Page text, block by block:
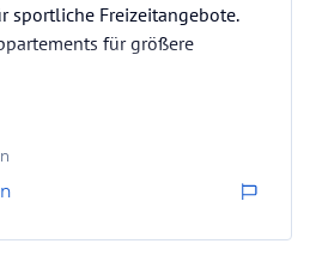
sportliche Freizeitangebote.
für größere